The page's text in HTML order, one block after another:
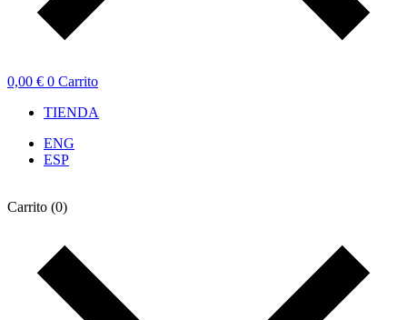
0,00 € 0 Carrito
TIENDA
ENG
ESP
Carrito (0)